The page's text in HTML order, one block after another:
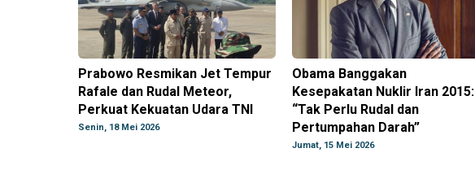
Prabowo Resmikan Jet Tempur
Rafale dan Rudal Meteor,
Perkuat Kekuatan Udara TNI
Senin, 18 Mei 2026
Obama Banggakan
Kesepakatan Nuklir Iran 2015:
“Tak Perlu Rudal dan
Pertumpahan Darah”
Jumat, 15 Mei 2026